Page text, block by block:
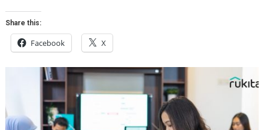
Share this:
Facebook X